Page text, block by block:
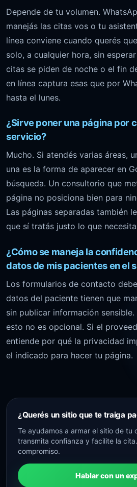
Depende de tu volumen.
manejás las citas vos o tu
línea conviene cuando querés
solo, a cualquier hora, sin
citas se piden de noche o el fin
en línea captura esas que por
hasta el lunes.
¿Sirve poner una página por
servicio?
Mucho. Si atendés varias áreas,
una es la forma de aparecer en
búsqueda. Un consultorio que
página no posiciona bien para
Las páginas separadas también
que sí tratás justo lo que
¿Cómo se maneja la
datos de mis pacientes en el
Los formularios de contacto
datos del paciente tienen que
sin publicar información
esto no es opcional. Si el
entiende por qué la privacidad
el indicado para hacer tu página.
¿Querés un sitio que te traiga
Te ayudamos a armar el sitio de tu
transmita confianza y facilite la
compromiso.
Hablar con un